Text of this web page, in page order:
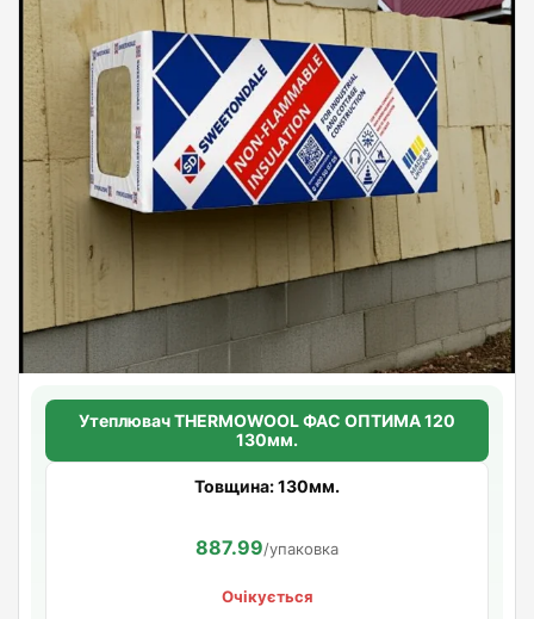
Утеплювач THERMOWOOL ФАС ОПТИМА 120
130мм.
Товщина: 130мм.
887.99/упаковка
Очікується